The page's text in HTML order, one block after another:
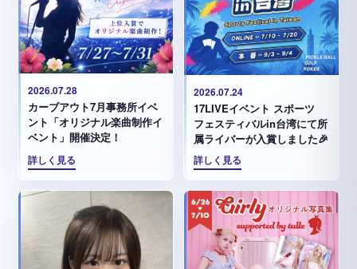
2026.07.28
カーブアウト7月事務所イベ
ント「オリジナル楽曲制作イ
ベント」開催決定！
詳しく見る
2026.07.24
17LIVEイベント スポーツ
フェスティバルin台湾にて所
属ライバーが入賞しました🎉
詳しく見る